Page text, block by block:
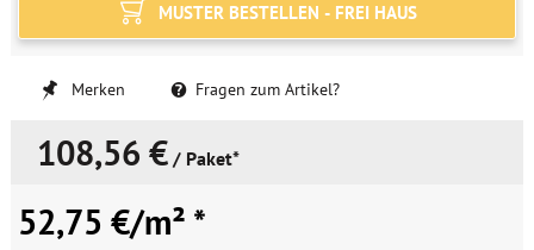
MUSTER BESTELLEN - FREI HAUS
Merken Fragen zum Artikel?
108,56 € / Paket*
52,75 €/m² *